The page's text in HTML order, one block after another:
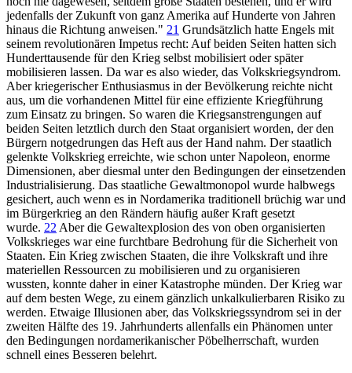
jedenfalls der Zukunft von ganz Amerika auf Hunderte von Jahren
hinaus die Richtung anweisen." 21 Grundsätzlich hatte Engels mit
seinem revolutionären Impetus recht: Auf beiden Seiten hatten sich
Hunderttausende für den Krieg selbst mobilisiert oder später
mobilisieren lassen. Da war es also wieder, das Volkskriegsyndrom.
Aber kriegerischer Enthusiasmus in der Bevölkerung reichte nicht
aus, um die vorhandenen Mittel für eine effiziente Kriegführung
zum Einsatz zu bringen. So waren die Kriegsanstrengungen auf
beiden Seiten letztlich durch den Staat organisiert worden, der den
Bürgern notgedrungen das Heft aus der Hand nahm. Der staatlich
gelenkte Volkskrieg erreichte, wie schon unter Napoleon, enorme
Dimensionen, aber diesmal unter den Bedingungen der einsetzenden
Industrialisierung. Das staatliche Gewaltmonopol wurde halbwegs
gesichert, auch wenn es in Nordamerika traditionell brüchig war und
im Bürgerkrieg an den Rändern häufig außer Kraft gesetzt
wurde. 22 Aber die Gewaltexplosion des von oben organisierten
Volkskrieges war eine furchtbare Bedrohung für die Sicherheit von
Staaten. Ein Krieg zwischen Staaten, die ihre Volkskraft und ihre
materiellen Ressourcen zu mobilisieren und zu organisieren
wussten, konnte daher in einer Katastrophe münden. Der Krieg war
auf dem besten Wege, zu einem gänzlich unkalkulierbaren Risiko zu
werden. Etwaige Illusionen aber, das Volkskriegssyndrom sei in der
zweiten Hälfte des 19. Jahrhunderts allenfalls ein Phänomen unter
den Bedingungen nordamerikanischer Pöbelherrschaft, wurden
schnell eines Besseren belehrt.